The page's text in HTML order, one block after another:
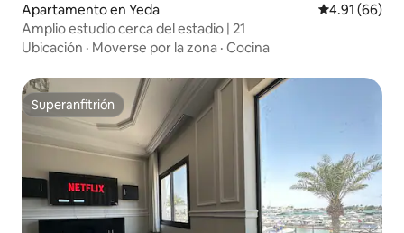
Apartamento en Yeda Calificación
4.91 (66)
Amplio estudio cerca del estadio | 21
Ubicación · Moverse por la zona · Cocina
Superanfitrión
Superanfitrión